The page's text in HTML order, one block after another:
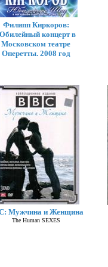
Филипп Киркоров:
концерт в
Московском театре
Оперетты. 2008 год
Мужчина и Женщина
The Human SEXES